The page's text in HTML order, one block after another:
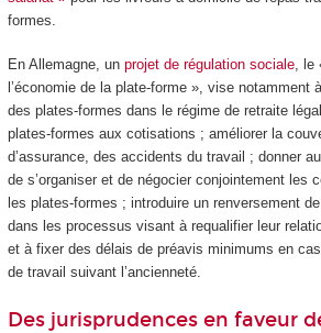
formes.
En Allemagne, un projet de régulation sociale, le
l’économie de la plate-forme », vise notamment
des plates-formes dans le régime de retraite
plates-formes aux cotisations ; améliorer la
d’assurance, des accidents du travail ; donner
de s’organiser et de négocier conjointement les
les plates-formes ; introduire un renversement
dans les processus visant à requalifier leur
et à fixer des délais de préavis minimums en
de travail suivant l’ancienneté.
Des jurisprudences en faveur